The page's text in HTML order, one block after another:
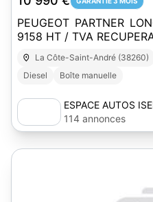
PEUGEOT PARTNER
9158 HT / TVA
La Côte-Saint-André (38260)
Diesel
Boîte manuelle
ESPACE AUTOS
114 annonces